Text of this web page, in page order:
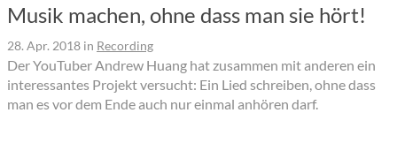
Musik machen, ohne dass man sie hört!
28. Apr. 2018 in Recording
Der YouTuber Andrew Huang hat zusammen mit anderen ein
interessantes Projekt versucht: Ein Lied schreiben, ohne dass
man es vor dem Ende auch nur einmal anhören darf.